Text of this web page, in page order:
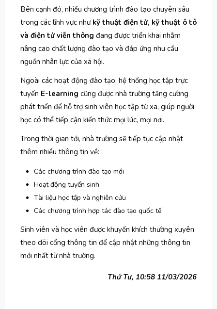
Bên cạnh đó, nhiều chương trình đào tạo chuyên sâu
trong các lĩnh vực như kỹ thuật điện tử, kỹ thuật ô tô
và điện tử viễn thông đang được triển khai nhằm
nâng cao chất lượng đào tạo và đáp ứng nhu cầu
nguồn nhân lực của xã hội.
Ngoài các hoạt động đào tạo, hệ thống học tập trực
tuyến E-learning cũng được nhà trường tăng cường
phát triển để hỗ trợ sinh viên học tập từ xa, giúp người
học có thể tiếp cận kiến thức mọi lúc, mọi nơi.
Trong thời gian tới, nhà trường sẽ tiếp tục cập nhật
thêm nhiều thông tin về:
Các chương trình đào tạo mới
Hoạt động tuyển sinh
Tài liệu học tập và nghiên cứu
Các chương trình hợp tác đào tạo quốc tế
Sinh viên và học viên được khuyến khích thường xuyên
theo dõi cổng thông tin để cập nhật những thông tin
mới nhất từ nhà trường.
Thứ Tư, 10:58 11/03/2026